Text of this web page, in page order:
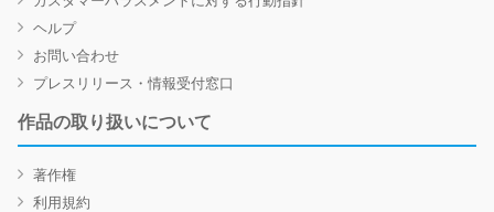
ヘルプ
お問い合わせ
プレスリリース・情報受付窓口
作品の取り扱いについて
著作権
利用規約